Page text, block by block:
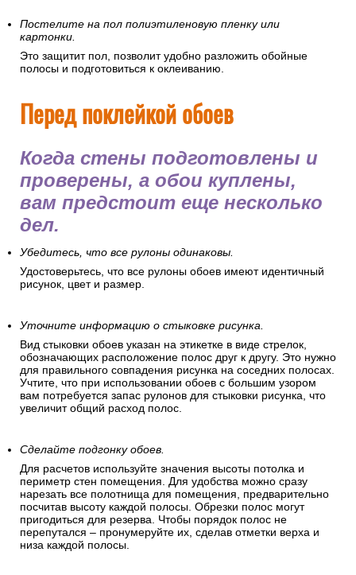
Постелите на пол полиэтиленовую пленку или
картонки.
Это защитит пол, позволит удобно разложить обойные
полосы и подготовиться к оклеиванию.
Перед поклейкой обоев
Когда стены подготовлены и
проверены, а обои куплены,
вам предстоит еще несколько
дел.
Убедитесь, что все рулоны одинаковы.
Удостоверьтесь, что все рулоны обоев имеют идентичный
рисунок, цвет и размер.
Уточните информацию о стыковке рисунка.
Вид стыковки обоев указан на этикетке в виде стрелок,
обозначающих расположение полос друг к другу. Это нужно
для правильного совпадения рисунка на соседних полосах.
Учтите, что при использовании обоев с большим узором
вам потребуется запас рулонов для стыковки рисунка, что
увеличит общий расход полос.
Сделайте подгонку обоев.
Для расчетов используйте значения высоты потолка и
периметр стен помещения. Для удобства можно сразу
нарезать все полотнища для помещения, предварительно
посчитав высоту каждой полосы. Обрезки полос могут
пригодиться для резерва. Чтобы порядок полос не
перепутался – пронумеруйте их, сделав отметки верха и
низа каждой полосы.